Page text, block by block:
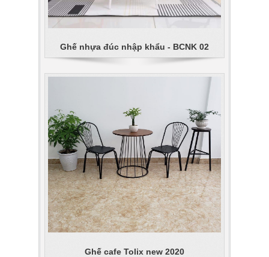
Ghế nhựa đúc nhập khẩu - BCNK 02
Ghế cafe Tolix new 2020